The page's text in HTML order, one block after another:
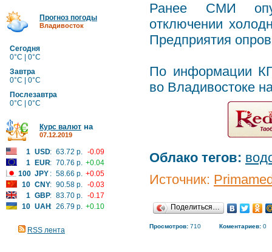
Прогноз погоды
Владивосток
Сегодня
0°C | 0°C
Завтра
0°C | 0°C
Послезавтра
0°C | 0°C
Курс валют на
07.12.2019
1 USD: 63.72 р. -0.09
1
EUR: 70.76 р. +0.04
100 JPY : 58.66 р. +0.05
10 CNY: 90.58 р. -0.03
1 GBP: 83.70 р. -0.17
10 UAH: 26.79 р. +0.10
RSS лента
Ранее СМИ
отключении
Предприятия
По информации
во Владивостоке
Облако тегов:
Источник:
Поделиться…
Просмотров: 710 Коментариев: 0